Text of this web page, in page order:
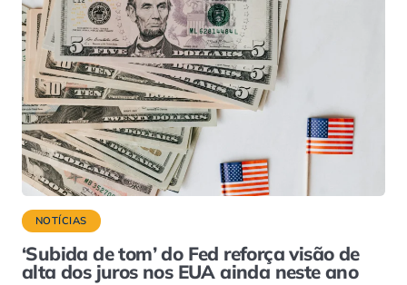
NOTÍCIAS
‘Subida de tom’ do Fed reforça visão de
alta dos juros nos EUA ainda neste ano